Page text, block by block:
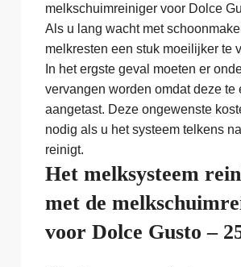
melkschuimreiniger voor Dolce
Als u lang wacht met
melkresten een stuk moeilijker te
In het ergste geval moeten er
vervangen worden omdat deze te
aangetast. Deze ongewenste
nodig als u het systeem telkens
reinigt.
Het melksysteem
met de
voor Dolce Gusto –